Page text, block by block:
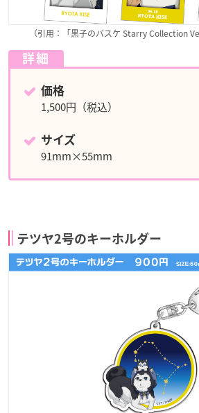
（引用：「黒子のバスケ Starry Collection
詳細
価格
1,500円（税込）
サイズ
91mm×55mm
テツヤ2号のキーホルダー